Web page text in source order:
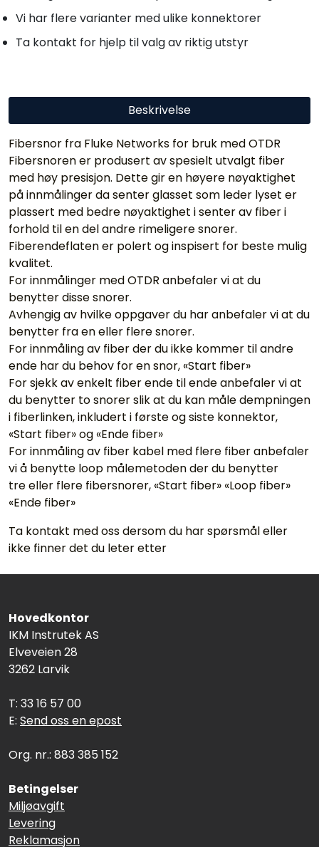
Vi har flere varianter med ulike konnektorer
Ta kontakt for hjelp til valg av riktig utstyr
Beskrivelse
Fibersnor fra Fluke Networks for bruk med OTDR
Fibersnoren er produsert av spesielt utvalgt fiber
med høy presisjon. Dette gir en høyere nøyaktighet
på innmålinger da senter glasset som leder lyset er
plassert med bedre nøyaktighet i senter av fiber i
forhold til en del andre rimeligere snorer.
Fiberendeflaten er polert og inspisert for beste mulig
kvalitet.
For innmålinger med OTDR anbefaler vi at du
benytter disse snorer.
Avhengig av hvilke oppgaver du har anbefaler vi at du
benytter fra en eller flere snorer.
For innmåling av fiber der du ikke kommer til andre
ende har du behov for en snor, «Start fiber»
For sjekk av enkelt fiber ende til ende anbefaler vi at
du benytter to snorer slik at du kan måle dempningen
i fiberlinken, inkludert i første og siste konnektor,
«Start fiber» og «Ende fiber»
For innmåling av fiber kabel med flere fiber anbefaler
vi å benytte loop målemetoden der du benytter
tre eller flere fibersnorer, «Start fiber» «Loop fiber»
«Ende fiber»
Ta kontakt med oss dersom du har spørsmål eller
ikke finner det du leter etter
Hovedkontor
IKM Instrutek AS
Elveveien 28
3262 Larvik
T: 33 16 57 00
E: Send oss en epost
Org. nr.: 883 385 152
Betingelser
Miljøavgift
Levering
Reklamasjon